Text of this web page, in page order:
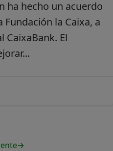
ha hecho un acuerdo
la Caixa, a
CaixaBank. El
→